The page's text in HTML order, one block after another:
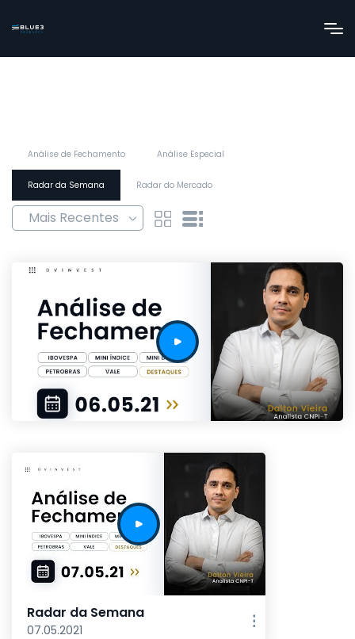
Análise de Fechamento Análise Especial
Radar da Semana Radar do Mercado
Radar da Semana
07.05.2021